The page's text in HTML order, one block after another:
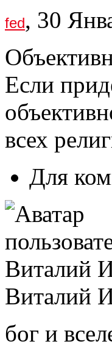
fed, 30
Если
всех
Для
Виталий
бог и